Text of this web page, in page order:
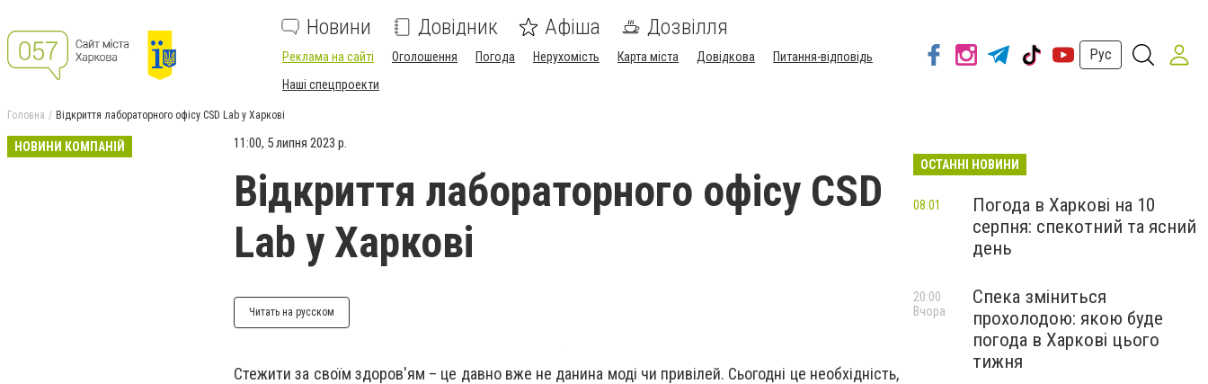
Новини Довідник Афіша Дозвілля
Реклама на сайті Оголошення Погода Нерухомість Карта міста Довідкова
Питання-відповідь
Наші спецпроекти
Рус
Головна Відкриття лабораторного офісу CSD Lab у Харкові
НОВИНИ КОМПАНІЙ 11:00, 5 липня 2023 р.
Відкриття лабораторного офісу CSD
Lab у Харкові
Читать на русском
Стежити за своїм здоров'ям – це давно вже не данина моді чи привілей. Сьогодні це необхідність,
ОСТАННІ НОВИНИ
Погода в Харкові на 10
серпня: спекотний та ясний
день
08:01
Спека зміниться
прохолодою: якою буде
погода в Харкові цього
тижня
20:00
Вчора